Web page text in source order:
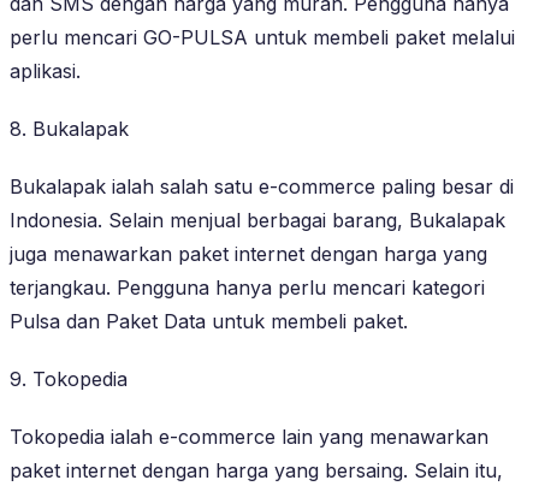
perlu mencari GO-PULSA untuk membeli paket melalui
aplikasi.
8. Bukalapak
Bukalapak ialah salah satu e-commerce paling besar di
Indonesia. Selain menjual berbagai barang, Bukalapak
juga menawarkan paket internet dengan harga yang
terjangkau. Pengguna hanya perlu mencari kategori
Pulsa dan Paket Data untuk membeli paket.
9. Tokopedia
Tokopedia ialah e-commerce lain yang menawarkan
paket internet dengan harga yang bersaing. Selain itu,